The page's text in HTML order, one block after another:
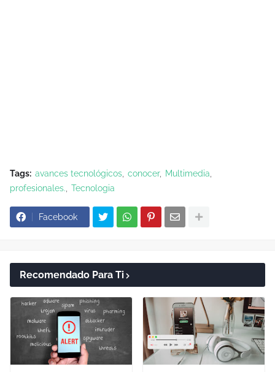
Tags: avances tecnológicos conocer
Multimedia
profesionales.
Tecnologia
Facebook
Recomendado Para Ti